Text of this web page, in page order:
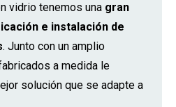
vidrio tenemos una gran
e instalación de
. Junto con un amplio
a medida le
solución que se adapte a